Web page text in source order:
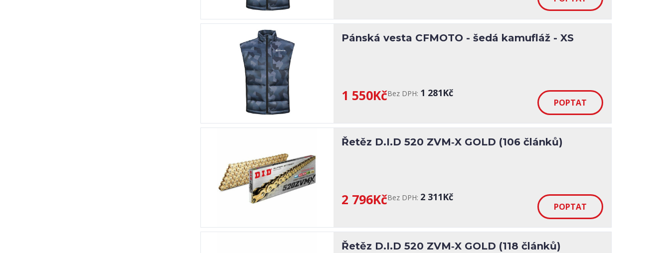
Pánská vesta CFMOTO - šedá kamufláž - XS
1 550KčBez DPH: 1 281Kč
Řetěz D.I.D 520 ZVM‑X GOLD (106 článků)
2 796KčBez DPH: 2 311Kč
Řetěz D.I.D 520 ZVM‑X GOLD (118 článků)